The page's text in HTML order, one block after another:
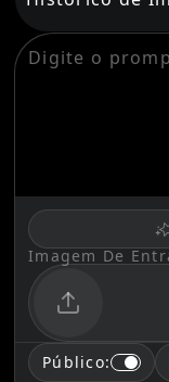
Imagem De
Público: